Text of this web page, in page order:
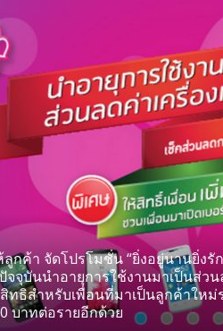
กค้า จัดโปรโมชั่น “ยิ่งอยู่นานยิ่งรั
จุบันนำอายุการใช้งานมาเป็นส่วน
ทธิสำหรับเพื่อนที่มาเป็นลูกค้าใหม่
บาทต่อรายอีกด้วย